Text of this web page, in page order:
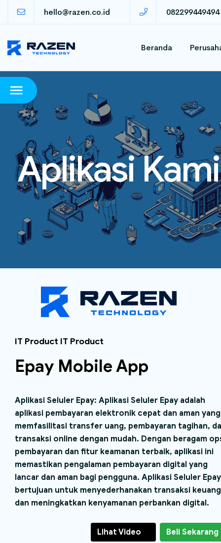
hello@razen.co.id 082299449494
Beranda
Aplikasi Kami
IT Product IT Product
Epay Mobile App
Aplikasi Seluler Epay: Aplikasi Seluler Epay adalah
aplikasi pembayaran elektronik cepat dan aman yang
memfasilitasi transfer uang, pembayaran tagihan,
transaksi online dengan mudah. Dengan beragam
pembayaran dan fitur keamanan terbaik, aplikasi ini
memastikan pengalaman pembayaran digital yang
lancar dan aman bagi pengguna. Aplikasi Seluler Epay
bertujuan untuk menyederhanakan transaksi
dan meningkatkan kenyamanan perbankan digital.
Lihat Video Beli Sekarang